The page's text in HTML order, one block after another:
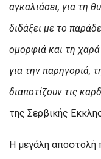
αγκαλιάσει, για τη
διδάξει με το
ομορφιά και τη
για την παρηγοριά,
διαποτίζουν τις
της Σερβικής
Η μεγάλη αποστολή